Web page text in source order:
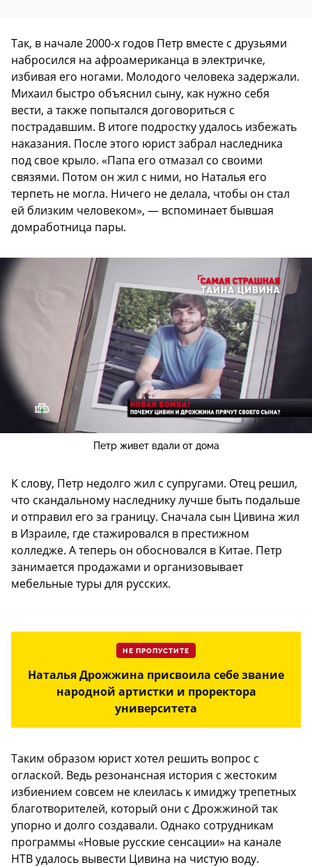
Так, в начале 2000-х годов Петр вместе с друзьями
набросился на афроамериканца в электричке,
избивая его ногами. Молодого человека задержали.
Михаил быстро объяснил сыну, как нужно себя
вести, а также попытался договориться с
пострадавшим. В итоге подростку удалось избежать
наказания. После этого юрист забрал наследника
под свое крыло. «Папа его отмазал со своими
связями. Потом он жил с ними, но Наталья его
терпеть не могла. Ничего не делала, чтобы он стал
ей близким человеком», — вспоминает бывшая
домработница пары.
Петр живет вдали от дома
К слову, Петр недолго жил с супругами. Отец решил,
что скандальному наследнику лучше быть подальше
и отправил его за границу. Сначала сын Цивина жил
в Израиле, где стажировался в престижном
колледже. А теперь он обосновался в Китае. Петр
занимается продажами и организовывает
мебельные туры для русских.
НЕ ПРОПУСТИТЕ
Наталья Дрожжина присвоила себе звание
народной артистки и проректора
университета
Таким образом юрист хотел решить вопрос с
оглаской. Ведь резонансная история с жестоким
избиением совсем не клеилась к имиджу трепетных
благотворителей, который они с Дрожжиной так
упорно и долго создавали. Однако сотрудникам
программы «Новые русские сенсации» на канале
НТВ удалось вывести Цивина на чистую воду.